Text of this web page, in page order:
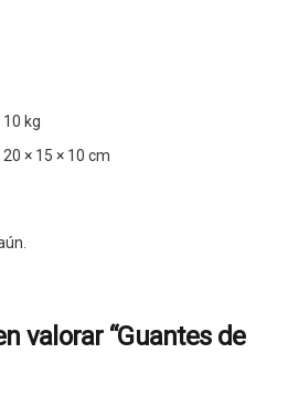
10 kg
20 × 15 × 10 cm
valorar “Guantes de